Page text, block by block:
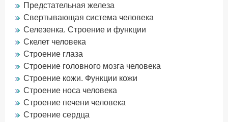
Предстательная железа
Свертывающая система человека
Селезенка. Строение и функции
Скелет человека
Строение глаза
Строение головного мозга человека
Строение кожи. Функции кожи
Строение носа человека
Строение печени человека
Строение сердца